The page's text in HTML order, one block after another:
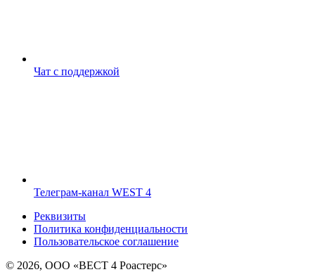
Чат с поддержкой
Телеграм-канал WEST 4
Реквизиты
Политика конфиденциальности
Пользовательское соглашение
© 2026, ООО «ВЕСТ 4 Роастерс»